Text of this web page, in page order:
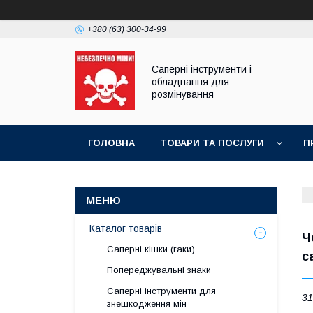
+380 (63) 300-34-99
Саперні інструменти і
обладнання для
розмінування
ГОЛОВНА ТОВАРИ ТА ПОСЛУГИ
Каталог товарів
Саперні кішки (гаки)
Попереджувальні знаки
Саперні інструменти для
знешкодження мін